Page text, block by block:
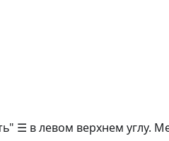
☰ в левом верхнем углу.